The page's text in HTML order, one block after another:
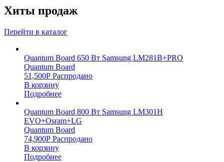
Хиты продаж
Перейти в каталог
Quantum Board 650 Вт Samsung LM281B+PRO
Quantum Board
51,500Р Распродано
В корзину
Подробнее
Quantum Board 800 Вт Samsung LM301H
EVO+Osram+LG
Quantum Board
74,900Р Распродано
В корзину
Подробнее